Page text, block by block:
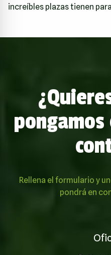
increíbles plazas tienen
Rellena el formulario y
pondrá en